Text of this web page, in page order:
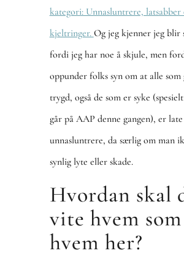
kategori: Unnasluntrere, latsabber
kjeltringer. Og jeg kjenner jeg blir
fordi jeg har noe å skjule, men
oppunder folks syn om at alle som
trygd, også de som er syke
går på AAP denne gangen), er
unnasluntrere, da særlig om man
synlig lyte eller skade.
Hvordan skal
vite hvem
hvem her?